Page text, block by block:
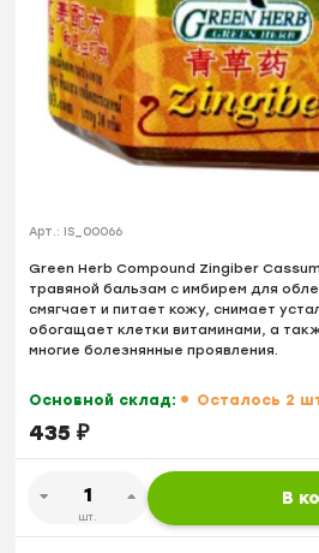
Арт.: IS_00066
Green Herb Compound Zingiber
травяной бальзам с имбирем для
смягчает и питает кожу, снимает
обогащает клетки витаминами, а
многие болезнянные проявления.
Основной склад: Осталось 2
435 ₽
шт.
В